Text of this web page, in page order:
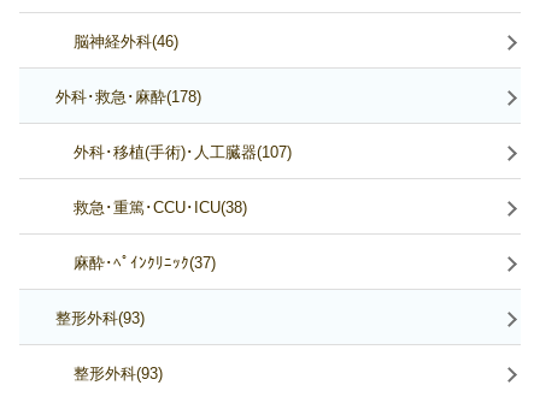
脳神経外科(46)
外科･救急･麻酔(178)
外科･移植(手術)･人工臓器(107)
救急･重篤･CCU･ICU(38)
麻酔･ﾍﾟｲﾝｸﾘﾆｯｸ(37)
整形外科(93)
整形外科(93)